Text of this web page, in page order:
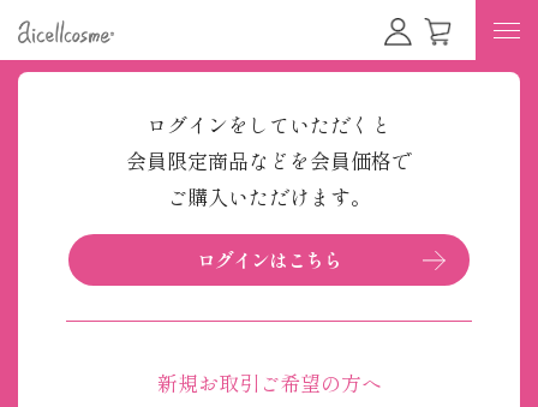
ログインをしていただくと
会員限定商品などを会員価格で
ご購入いただけます。
ログインはこちら
新規お取引ご希望の方へ